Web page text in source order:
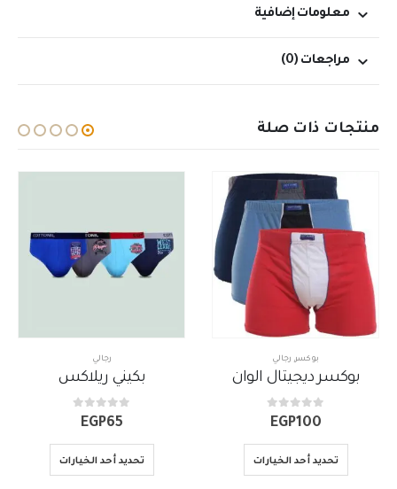
معلومات إضافية
مراجعات (0)
منتجات ذات صلة
بكيني ريلاكس
0
out of 5
65
تحديد أحد الخيارات
0
EGP115
تحديد أحد الخيارات